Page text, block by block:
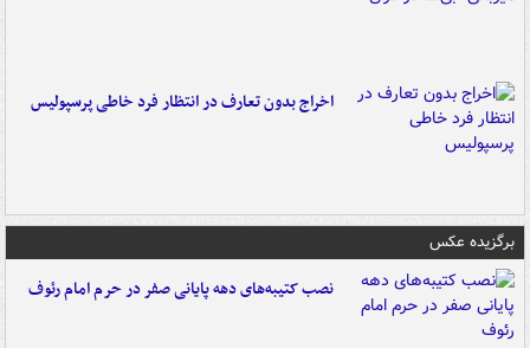
اخراج بدون تعارف در انتظار فرد خاطی پرسپولیس
برگزیده عکس
نصب کتیبه‌های دهه پایانی صفر در حرم امام رئوف